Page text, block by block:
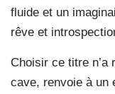
fluide et un
rêve et
Choisir ce titre n’a
cave, renvoie à un